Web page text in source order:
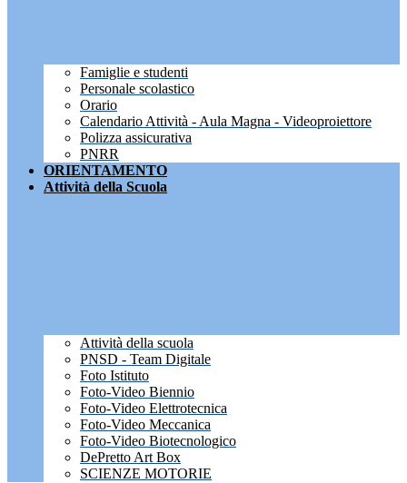
Famiglie e studenti
Personale scolastico
Orario
Calendario Attività - Aula Magna - Videoproiettore
Polizza assicurativa
PNRR
ORIENTAMENTO
Attività della Scuola
Attività della scuola
PNSD - Team Digitale
Foto Istituto
Foto-Video Biennio
Foto-Video Elettrotecnica
Foto-Video Meccanica
Foto-Video Biotecnologico
DePretto Art Box
SCIENZE MOTORIE